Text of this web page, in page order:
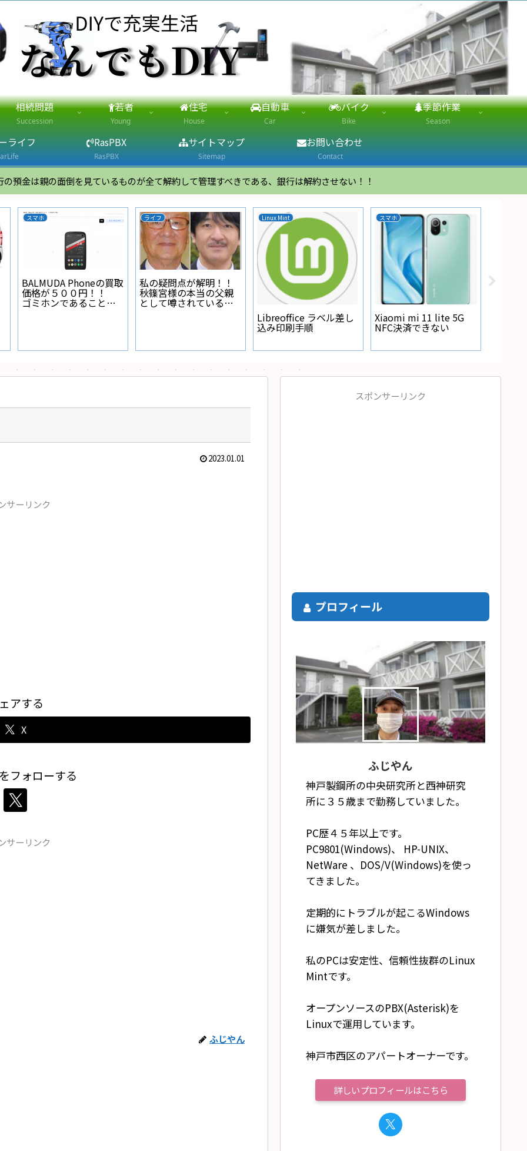
相続問題
Succession
若者
Young
住宅
House
自動車
Car
バイク
Bike
季節作業
Season
ライフ RasPBX
RasPBX
サイトマップ
Sitemap
お問い合わせ
Contact
預金は親の面倒を見ているものが全て解約して管理すべきである、銀行は解約させない！！
スマホ
BALMUDA Phoneの買取
価格が５００円！！
ゴミホンであることが
ライフ
私の疑問点が解明！！
秋篠宮様の本当の父親
として噂されている人
Linux Mint
Libreoffice ラベル差し
込み印刷手順
スマホ
Xiaomi mi 11 lite 5G
NFC決済できない
2023.01.01
サーリンク
アする
X
フォローする
サーリンク
ふじやん
スポンサーリンク
プロフィール
ふじやん
神戸製鋼所の中央研究所と西神研究
所に３５歳まで勤務していました。
PC歴４５年以上です。
PC9801(Windows)、 HP-UNIX、
NetWare 、DOS/V(Windows)を使っ
てきました。
定期的にトラブルが起こるWindows
に嫌気が差しました。
私のPCは安定性、信頼性抜群のLinux
Mintです。
オープンソースのPBX(Asterisk)を
Linuxで運用しています。
神戸市西区のアパートオーナーです。
詳しいプロフィールはこちら